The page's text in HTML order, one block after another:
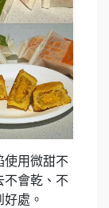
使用微甜不
不會乾、不
處。